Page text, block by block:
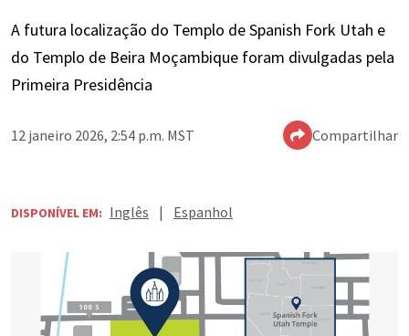
A futura localização do Templo de Spanish Fork Utah e
do Templo de Beira Moçambique foram divulgadas pela
Primeira Presidência
12 janeiro 2026, 2:54 p.m. MST Compartilhar
DISPONÍVEL EM: Inglês | Espanhol